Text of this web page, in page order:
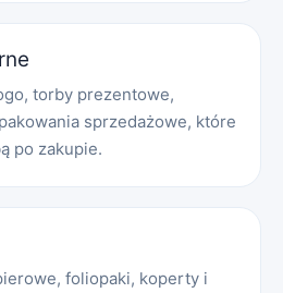
torby prezentowe,
sprzedażowe, które
po zakupie.
foliopaki, koperty i